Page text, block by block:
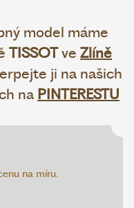
model máme
TISSOTve Zlíně
ji na našich
naPINTERESTU
na míru.